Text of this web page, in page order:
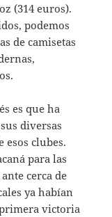
(314 euros).
podemos
de camisetas
es que ha
sus diversas
esos clubes.
para las
cerca de
ya habían
victoria